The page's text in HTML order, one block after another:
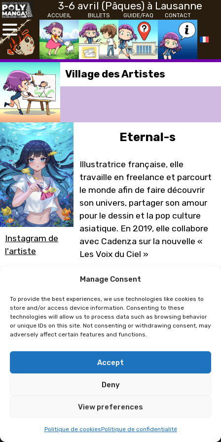
Manage Consent
To provide the best experiences, we use technologies like cookies to
store and/or access device information. Consenting to these
technologies will allow us to process data such as browsing behavior
or unique IDs on this site. Not consenting or withdrawing consent, may
adversely affect certain features and functions.
Accept
Deny
View preferences
Politique de cookiesPolitique de confidentialité
3-6 avril (Pâques) à Lausanne
ACCUEIL BILLETS GUIDE/FAQ CONTACT
Village des Artistes
Instagram de
l'artiste
Eternal-s
Illustratrice française, elle
travaille en freelance et parcourt
le monde afin de faire découvrir
son univers, partager son amour
pour le dessin et la pop culture
asiatique. En 2019, elle collabore
avec Cadenza sur la nouvelle «
Les Voix du Ciel »
Programme sous réserve de
Mlle Yukikko Funnyscared